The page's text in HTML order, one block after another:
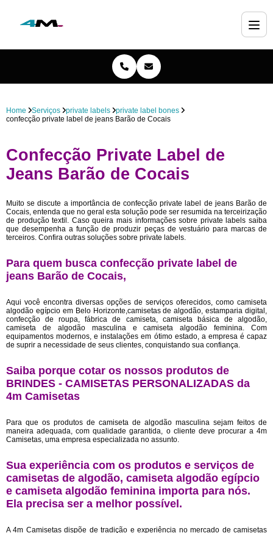
Home Serviços private labels
private label bones
confecção private label de jeans Barão de Cocais
Confecção Private Label de
Jeans Barão de Cocais
Muito se discute a importância de confecção private label de jeans Barão de
Cocais, entenda que no geral esta solução pode ser resumida na terceirização
de produção textil. Caso queira mais informações sobre private labels saiba
que desempenha a função de produzir peças de vestuário para marcas de
terceiros. Confira outras soluções sobre private labels.
Para quem busca confecção private label de
jeans Barão de Cocais,
Aqui você encontra diversas opções de serviços oferecidos, como camiseta
algodão egípcio em Belo Horizonte,camisetas de algodão, estamparia digital,
confecção de roupa, fábrica de camiseta, camiseta básica de algodão,
camiseta de algodão masculina e camiseta algodão feminina. Com
equipamentos modernos, e instalações em ótimo estado, a empresa é capaz
de suprir a necessidade de seus clientes, conquistando sua confiança.
Saiba porque cotar os nossos produtos de
BRINDES - CAMISETAS PERSONALIZADAS da
4m Camisetas
Para que os produtos de camiseta de algodão masculina sejam feitos de
maneira adequada, com qualidade garantida, o cliente deve procurar a 4m
Camisetas, uma empresa especializada no assunto.
Sua experiência com os produtos e serviços de
camisetas de algodão, camiseta algodão egípcio
e camiseta algodão feminina importa para nós.
Ela precisa ser a melhor possível.
A 4m Camisetas dispõe de tradição e experiência no mercado de camisetas